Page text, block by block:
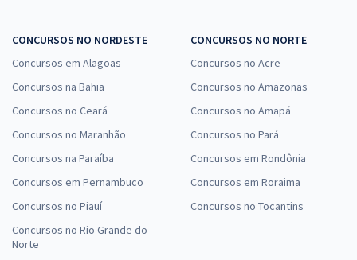
Prefeitura de Marau - RS - Professor de Educação Especial
à vista
R$33,33
Comprar
Prefeitura de Marau - RS - Professor de Séries Iniciais
CONCURSOS NO NORDESTE
Concursos em Alagoas
Concursos na Bahia
Concursos no Ceará
Concursos no Maranhão
Concursos na Paraíba
Concursos em Pernambuco
Concursos no Piauí
Concursos no Rio Grande do
Norte
CONCURSOS NO NORTE
Concursos no Acre
Concursos no Amazonas
Concursos no Amapá
Concursos no Pará
Concursos em Rondônia
Concursos em Roraima
Concursos no Tocantins